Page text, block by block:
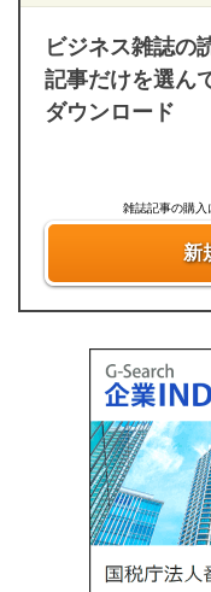
ビジネス雑誌の
記事だけを選ん
ダウンロード
雑誌記事の購
新